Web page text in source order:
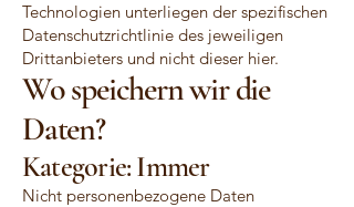
Technologien unterliegen der spezifischen
Datenschutzrichtlinie des jeweiligen
Drittanbieters und nicht dieser hier.
Wo speichern wir die
Daten?
Kategorie: Immer
Nicht personenbezogene Daten